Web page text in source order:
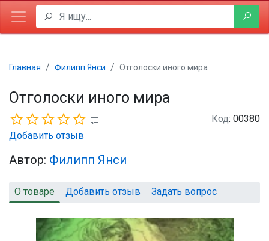
Главная Филипп Янси Отголоски иного мира
Отголоски иного мира
Добавить отзыв
Код: 00380
Автор: Филипп Янси
О товаре Добавить отзыв Задать вопрос